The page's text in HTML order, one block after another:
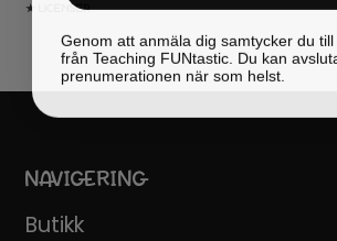
★ LICENSER
NAVIGERING
Butikk
Genom att anmäla dig samtycker du
från Teaching FUNtastic. Du kan
prenumerationen när som helst.